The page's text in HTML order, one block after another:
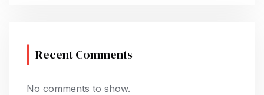
Recent Comments
No comments to show.